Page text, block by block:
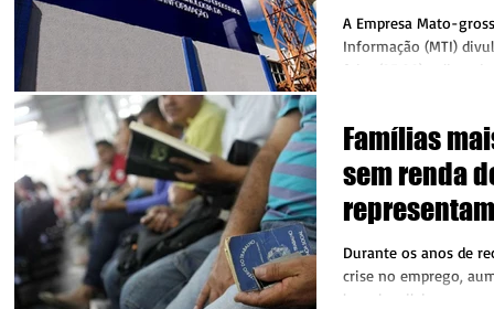
processo
Jovem
A Empresa Mato-
Informação (MTI)
feira (25.09), a lista
Famílias
sem renda
metade dos
brasileiros
Durante os anos de
crise no emprego,
lares brasileiros sem